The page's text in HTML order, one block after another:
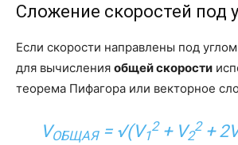
Сложение скоростей под
Если скорости направлены под углом
для вычисления общей скорости
теорема Пифагора или векторное
VОБЩАЯ= √(V1
2+ V2
2+